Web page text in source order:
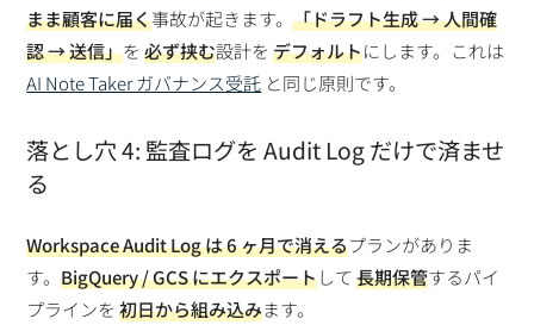
まま顧客に届く事故が起きます。「ドラフト生成 → 人間確
認 → 送信」を必ず挟む設計をデフォルトにします。これは
AI Note Taker ガバナンス受託 と同じ原則です。
落とし穴 4: 監査ログを Audit Log だけで済ませ
る
Workspace Audit Log は 6 ヶ月で消えるプランがありま
す。BigQuery / GCS にエクスポートして長期保管するパイ
プラインを初日から組み込みます。